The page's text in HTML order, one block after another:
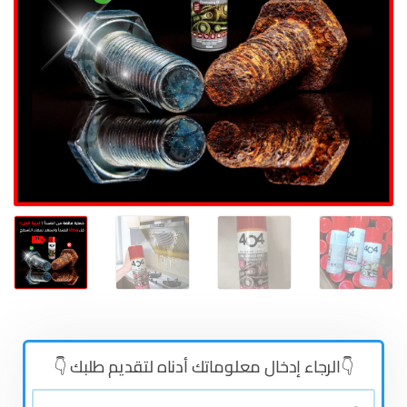
👇الرجاء إدخال معلوماتك أدناه لتقديم طلبك 👇
👤